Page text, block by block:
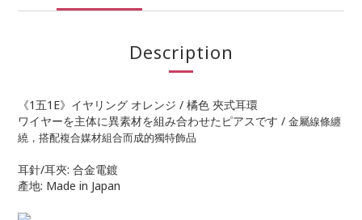
Description
《1五1E》イヤリング オレンジ / 橘色 夾式耳環
ワイヤーを主体に異素材を組み合わせたピアスです / 金屬線條纏
繞，搭配複合媒材組合而成的獨特飾品
耳針/耳夾: 合金電鍍
產地: Made in Japan